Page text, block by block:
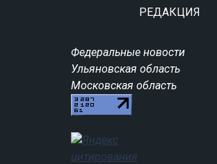
РЕДАКЦИЯ
Федеральные новости
Ульяновская область
Московская область